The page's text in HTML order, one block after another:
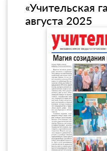
«Учительская
августа 2025